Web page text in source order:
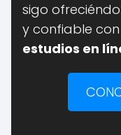
sigo
y confiable
estudios en